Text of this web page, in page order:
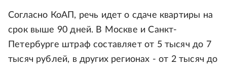
Согласно КоАП, речь идет о сдаче квартиры на
срок выше 90 дней. В Москве и Санкт-
Петербурге штраф составляет от 5 тысяч до 7
тысяч рублей, в других регионах - от 2 тысяч до